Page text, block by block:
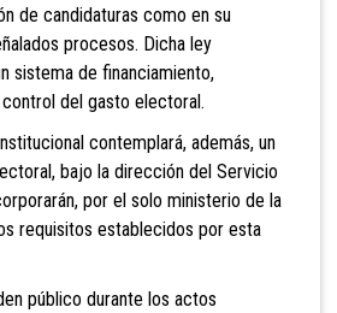
de candidaturas como en su
procesos. Dicha ley
sistema de financiamiento,
del gasto electoral.
contemplará, además, un
bajo la dirección del Servicio
por el solo ministerio de la
requisitos establecidos por esta
público durante los actos